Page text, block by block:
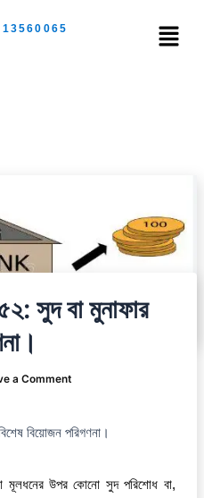
Menu
সুদ বা মুনাফার
a Comment
বিয়োজন পরিগণনা।
মূলধনের উপর কোনো সুদ পরিশোধ বা,